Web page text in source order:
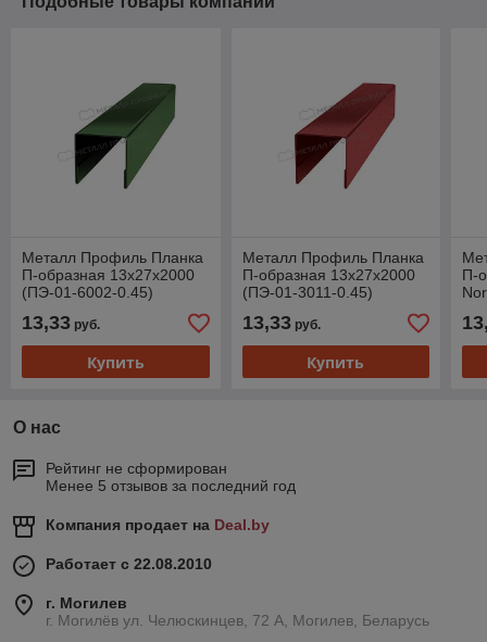
Металл Профиль Планка
П-образная 13х27х2000
(ПЭ-01-6002-0.45)
13,33 руб.
Купить
Металл Профиль Планка
П-образная 13х27х2000
(ПЭ-01-3011-0.45)
13,33руб.
Купить
П-
О нас
Рейтинг не сформирован
Менее 5 отзывов за последний год
Компания продает на Deal.by
Работает с 22.08.2010
г. Могилев
г. Могилёв ул. Челюскинцев, 72 А, Могилев, Беларусь